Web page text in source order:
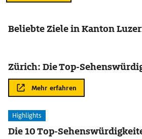
Beliebte Ziele in Kanton
Zürich: Die Top-
Mehr erfahren
Highlights
Die 10 Top-